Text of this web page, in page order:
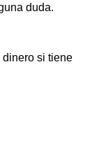
duda.
si tiene